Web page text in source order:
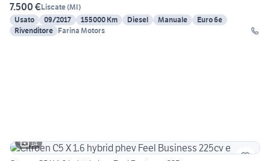
7.500 €Liscate(MI)
Usato
09/2017 155000 Km Diesel Manuale
Euro 6e
Rivenditore Farina Motors
14